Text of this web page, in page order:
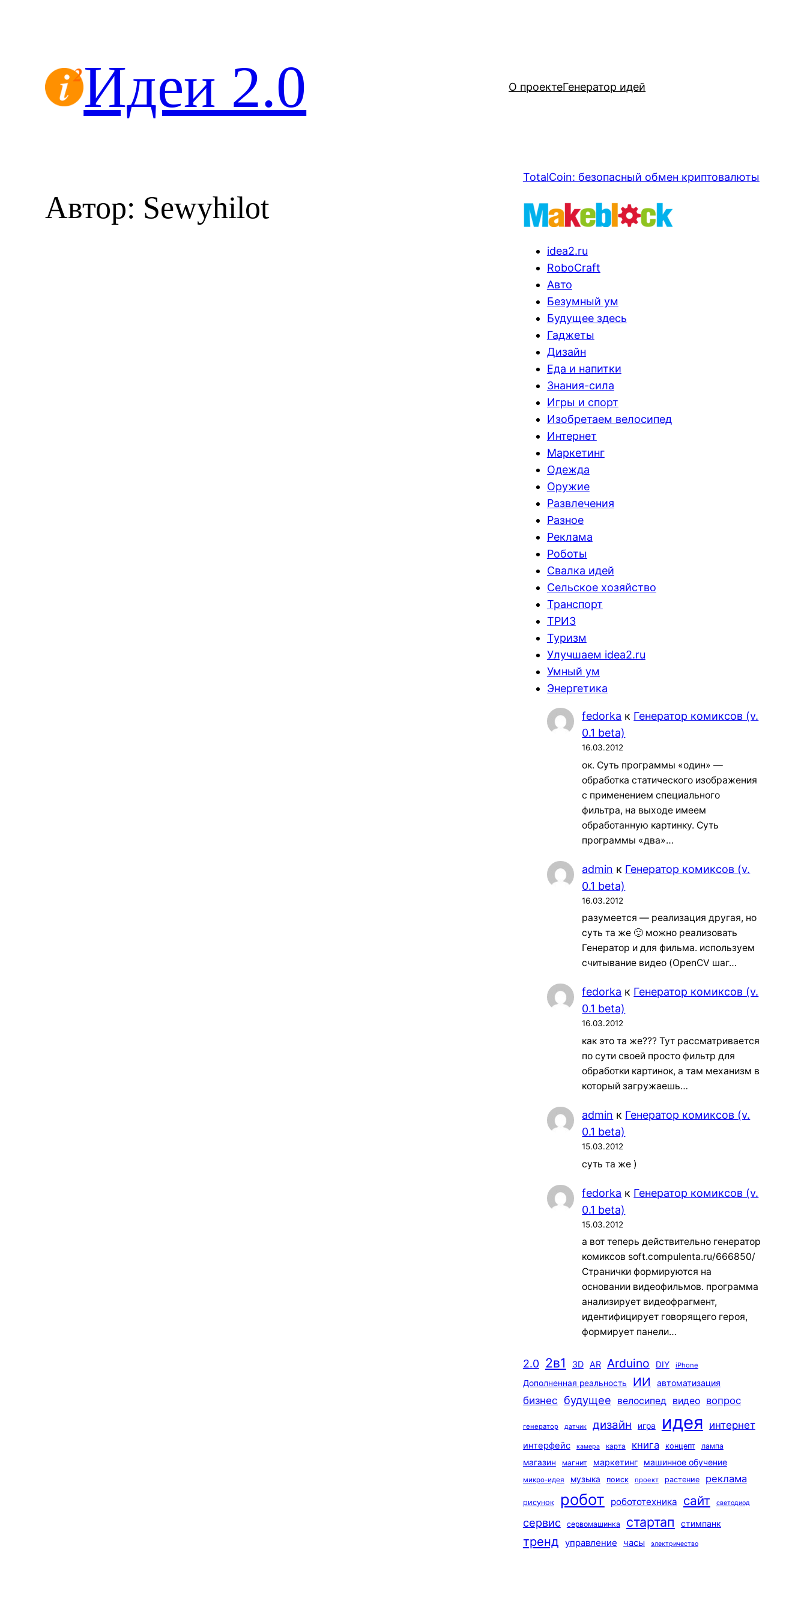
Идеи 2.0 О проектеГенератор идей
Автор: Sewyhilot
TotalCoin: безопасный обмен криптовалюты
idea2.ru
RoboCraft
Авто
Безумный ум
Будущее здесь
Гаджеты
Дизайн
Еда и напитки
Знания-сила
Игры и спорт
Изобретаем велосипед
Интернет
Маркетинг
Одежда
Оружие
Развлечения
Разное
Реклама
Роботы
Свалка идей
Сельское хозяйство
Транспорт
ТРИЗ
Туризм
Улучшаем idea2.ru
Умный ум
Энергетика
fedorka к Генератор комиксов (v.
0.1 beta)
16.03.2012
ок. Суть программы «один» —
обработка статического изображения
с применением специального
фильтра, на выходе имеем
обработанную картинку. Суть
программы «два»…
admin к Генератор комиксов (v.
0.1 beta)
16.03.2012
разумеется — реализация другая, но
суть та же 🙂 можно реализовать
Генератор и для фильма. используем
считывание видео (OpenCV шаг…
fedorka к Генератор комиксов (v.
0.1 beta)
16.03.2012
как это та же??? Тут рассматривается
по сути своей просто фильтр для
обработки картинок, а там механизм в
который загружаешь…
admin к Генератор комиксов (v.
0.1 beta)
15.03.2012
суть та же )
fedorka к Генератор комиксов (v.
0.1 beta)
15.03.2012
а вот теперь действительно генератор
комиксов soft.compulenta.ru/666850/
Странички формируются на
основании видеофильмов. программа
анализирует видеофрагмент,
идентифицирует говорящего героя,
формирует панели…
2.0 2в1 3D AR Arduino DIY iPhone
Дополненная реальность ИИ автоматизация
бизнес будущее велосипед видео вопрос
генератор датчик дизайн игра идея интернет
интерфейс камера карта книга концепт лампа
магазин магнит маркетинг машинное обучение
микро-идея музыка поиск проект растение реклама
рисунок робот робототехника сайт светодиод
сервис сервомашинка стартап стимпанк
тренд управление часы электричество